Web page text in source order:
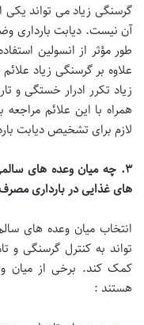
گرسنگی زیاد می تواند یکی
آن نیست. دیابت بارداری
طور مؤثر از انسولین
علاوه بر گرسنگی زیاد
زیاد تکرر ادرار خستگی و
همراه با این علائم
لازم برای تشخیص دیابت
۳. چه میان وعده های
های غذایی در بارداری
انتخاب میان وعده های
تواند به کنترل گرسنگی و
کمک کند. برخی از میان
هستند :